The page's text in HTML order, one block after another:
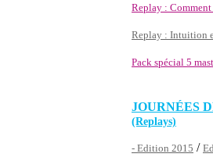
Replay :
Replay : Intuition
Pack spécial 5
JOURNÉES
(Replays)
- Edition 2015 /